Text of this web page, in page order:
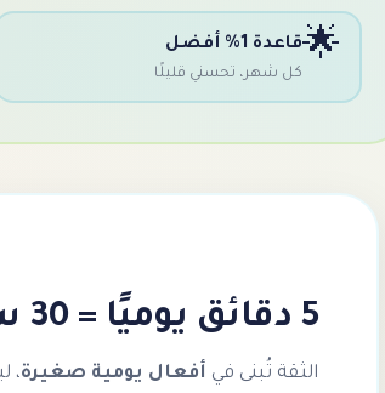
🌟قاعدة 1% أفضل
كل شهر، تحسني قليلًا
5 دقائق يوميًا = 30 ساعة من الثقة سنويًا
الثقة تُبنى في أفعال يومية صغيرة